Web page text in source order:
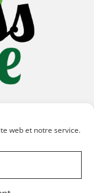
web et notre service.